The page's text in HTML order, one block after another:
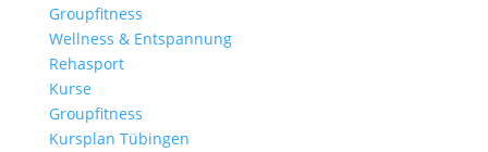
Groupfitness
Wellness & Entspannung
Rehasport
Kurse
Groupfitness
Kursplan Tübingen